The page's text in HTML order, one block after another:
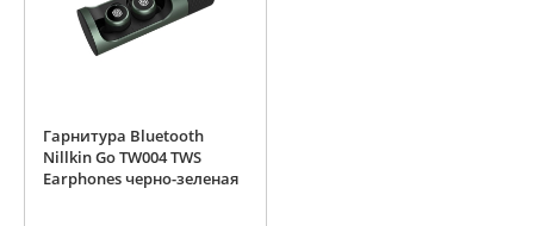
Гарнитура Bluetooth
Nillkin Go TW004 TWS
Earphones черно-зеленая